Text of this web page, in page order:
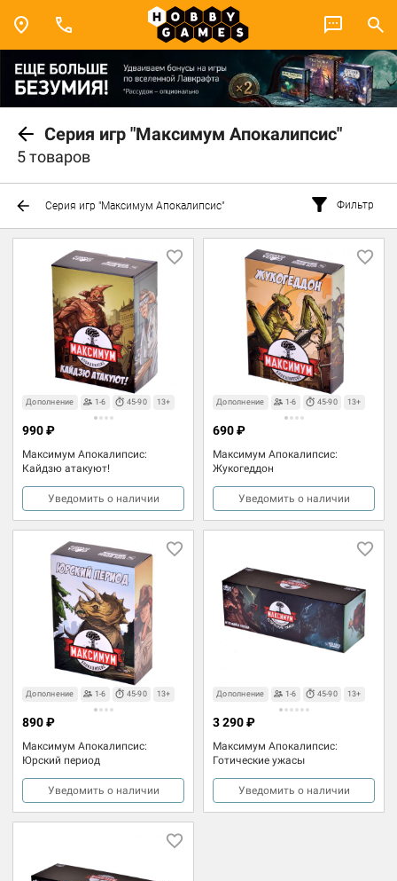
Серия игр "Максимум Апокалипсис"
5 товаров
Серия игр "Максимум Апокалипсис" Фильтр
Дополнение 1-6 45-90 13+
Максимум Апокалипсис:
Кайдзю атакуют!
990 ₽
Уведомить о наличии
Дополнение 1-6 45-90 13+
Максимум Апокалипсис:
Жукогеддон
690 ₽
Уведомить о наличии
Дополнение 1-6 45-90 13+
Максимум Апокалипсис:
Юрский период
890 ₽
Уведомить о наличии
Дополнение 1-6 45-90 13+
Максимум Апокалипсис:
Готические ужасы
3 290 ₽
Уведомить о наличии